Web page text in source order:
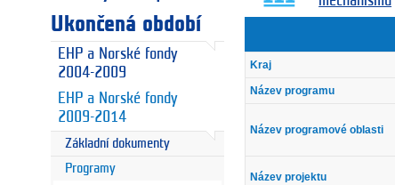
Ukončená období
EHP a Norské fondy
2004-2009
EHP a Norské fondy
2009-2014
Základní dokumenty
Programy
Kraj
Název programu
Název programové oblasti
Název projektu